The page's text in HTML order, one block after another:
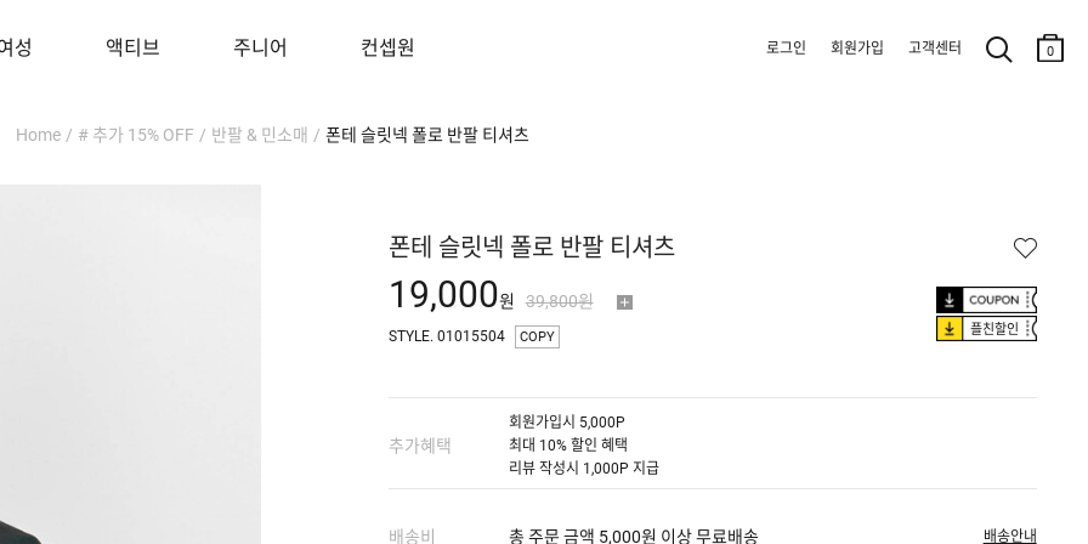
성 액티브 주니어 컨셉원 로그인 회원가입 고객센터 0
Home / # 추가 15% OFF / 반팔 & 민소매 / 폰테 슬릿넥 폴로 반팔 티셔츠
폰테 슬릿넥 폴로 반팔 티셔츠
19,000원 39,800원
플친할인
STYLE. 01015504 COPY
추가혜택
회원가입시 5,000P
최대 10% 할인 혜택
리뷰 작성시 1,000P 지급
배송비 총 주문 금액 5,000원 이상 무료배송 배송안내